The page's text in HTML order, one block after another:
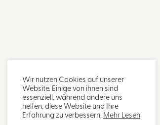
Wir nutzen Cookies auf unserer
Website. Einige von ihnen sind
essenziell, während andere uns
helfen, diese Website und Ihre
Erfahrung zu verbessern. Mehr Lesen